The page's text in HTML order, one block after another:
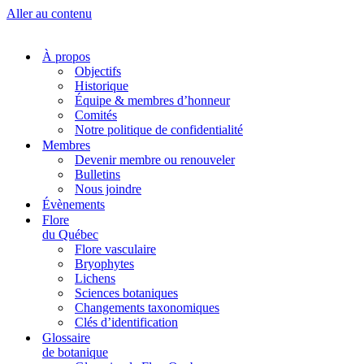
Aller au contenu
À propos
Objectifs
Historique
Équipe & membres d’honneur
Comités
Notre politique de confidentialité
Membres
Devenir membre ou renouveler
Bulletins
Nous joindre
Évènements
Flore
du Québec
Flore vasculaire
Bryophytes
Lichens
Sciences botaniques
Changements taxonomiques
Clés d’identification
Glossaire
de botanique